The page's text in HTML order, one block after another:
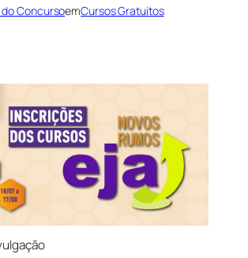
do ConcursoemCursos Gratuítos